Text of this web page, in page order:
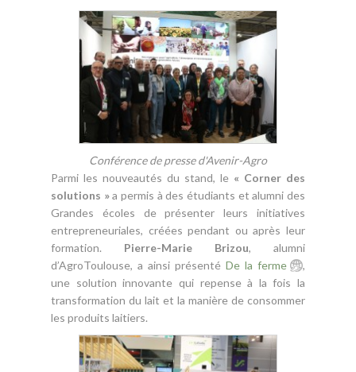
Conférence de presse d'Avenir-Agro
Parmi les nouveautés du stand, le « Corner des
solutions »a permis à des étudiants et alumni des
Grandes écoles de présenter leurs initiatives
entrepreneuriales, créées pendant ou après leur
formation. Pierre-Marie Brizou, alumni
d’AgroToulouse, a ainsi présenté De la ferme
,
une solution innovante qui repense à la fois la
transformation du lait et la manière de consommer
les produits laitiers.